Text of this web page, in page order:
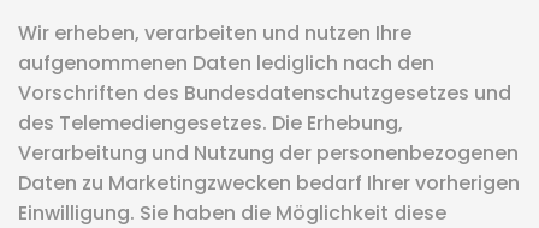
Wir erheben, verarbeiten und nutzen Ihre
aufgenommenen Daten lediglich nach den
Vorschriften des Bundesdatenschutzgesetzes und
des Telemediengesetzes. Die Erhebung,
Verarbeitung und Nutzung der personenbezogenen
Daten zu Marketingzwecken bedarf Ihrer vorherigen
Einwilligung. Sie haben die Möglichkeit diese